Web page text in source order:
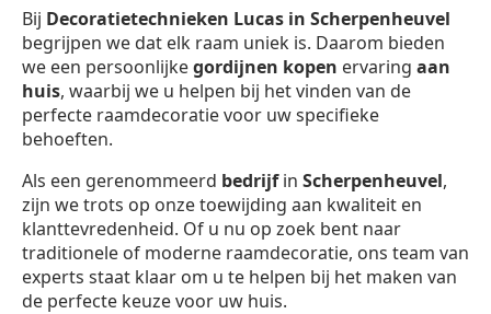
Bij Decoratietechnieken Lucas in Scherpenheuvel
begrijpen we dat elk raam uniek is. Daarom bieden
we een persoonlijkegordijnen kopen ervaring aan
huis, waarbij we u helpen bij het vinden van de
perfecte raamdecoratie voor uw specifieke
behoeften.
Als een gerenommeerd bedrijfin Scherpenheuvel,
zijn we trots op onze toewijding aan kwaliteit en
klanttevredenheid. Of u nu op zoek bent naar
traditionele of moderne raamdecoratie, ons team van
experts staat klaar om u te helpen bij het maken van
de perfecte keuze voor uw huis.